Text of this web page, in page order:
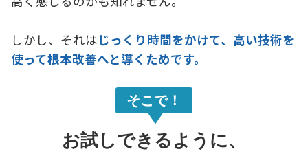
しかし、それはじっくり時間をかけて、高い技術を
使って根本改善へと導くためです。
そこで！
お試しできるように、